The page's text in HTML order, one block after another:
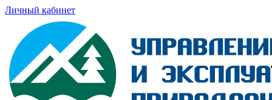
Личный кабинет